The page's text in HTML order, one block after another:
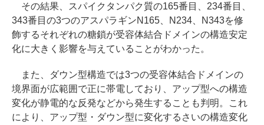
その結果、スパイクタンパク質の165番目、234番目、
343番目の3つのアスパラギンN165、N234、N343を修
飾するそれぞれの糖鎖が受容体結合ドメインの構造安定
化に大きく影響を与えていることがわかった。
また、ダウン型構造では3つの受容体結合ドメインの
境界面が広範囲で正に帯電しており、アップ型への構造
変化が静電的な反発などから発生することも判明。これ
により、アップ型・ダウン型に変化するさいの構造変化